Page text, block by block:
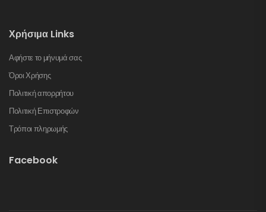
Χρήσιμα Links
Αφήστε το μήνυμά σας
Όροι Χρήσης
Πολιτική απορρήτου
Πολιτική Επιστροφών
Τρόποι πληρωμής
Facebook